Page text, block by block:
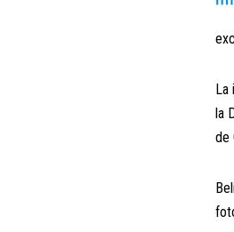
La
la
de